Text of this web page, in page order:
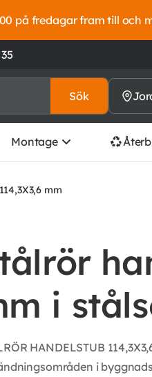
på fredagar fram till och
Sök
Montage
mm
i
HANDELSTUB
i